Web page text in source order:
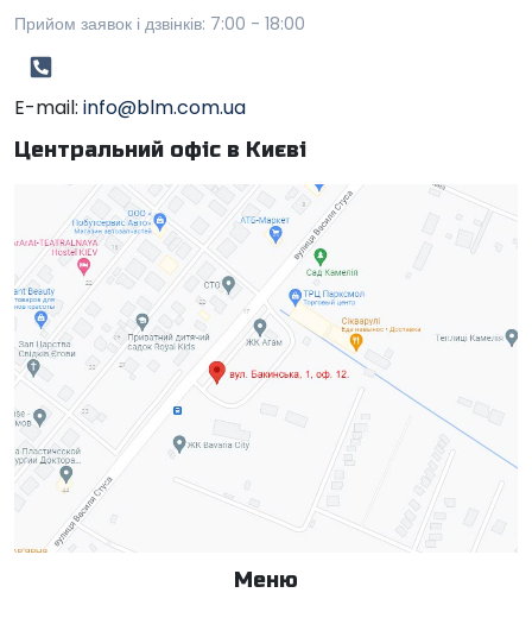
Прийом заявок і дзвінків: 7:00 - 18:00
E-mail: info@blm.com.ua
Центральний офіс в Києві
Меню